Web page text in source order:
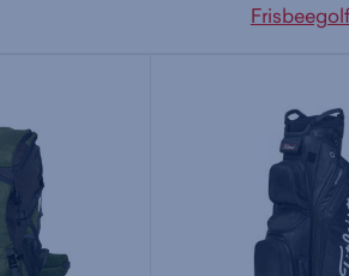
Frisbeegolf